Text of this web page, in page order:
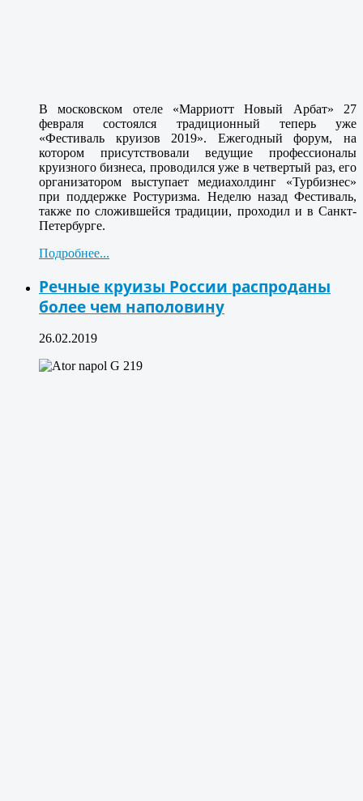
В московском отеле «Марриотт Новый Арбат» 27
февраля состоялся традиционный теперь уже
«Фестиваль круизов 2019». Ежегодный форум, на
котором присутствовали ведущие профессионалы
круизного бизнеса, проводился уже в четвертый раз, его
организатором выступает медиахолдинг «Турбизнес»
при поддержке Ростуризма. Неделю назад Фестиваль,
также по сложившейся традиции, проходил и в Санкт-
Петербурге.
Подробнее...
Речные круизы России распроданы
более чем наполовину
26.02.2019